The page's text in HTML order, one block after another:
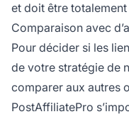
et doit être
Comparaison avec
Pour décider si les
de votre stratégie de
comparer aux autres
PostAffiliatePro